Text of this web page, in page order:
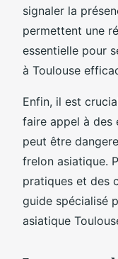
signaler la
permettent une
essentielle pour
à Toulouse
Enfin, il est
faire appel à des
peut être
frelon asiatique.
pratiques et des
guide spécialisé
asiatique